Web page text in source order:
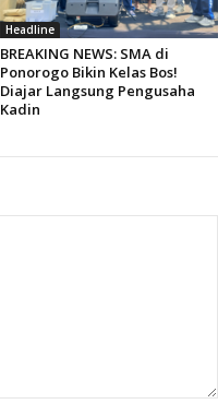
Headline
BREAKING NEWS: SMA di
Ponorogo Bikin Kelas Bos!
Diajar Langsung Pengusaha
Kadin